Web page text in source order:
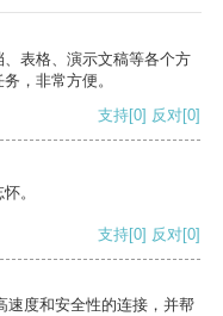
表格、演示文稿等各个方
，非常方便。
支持[0] 反对[0]
。
支持[0] 反对[0]
速度和安全性的连接，并帮